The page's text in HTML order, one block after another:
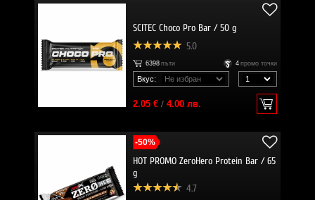
SCITEC Choco Pro Bar / 50 g
5.0
6398 пъти 4 промо точки
Вкус:
2.05 €/ 4.00 лв.
-50%
HOT PROMO ZeroHero Protein Bar / 65
g
4.7